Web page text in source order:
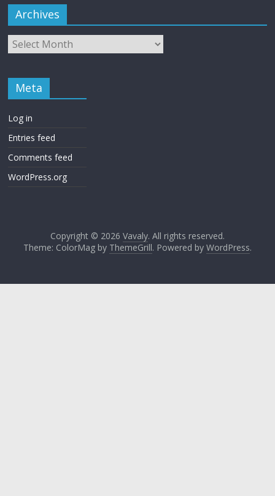
Archives
Meta
Log in
Entries feed
Comments feed
WordPress.org
Copyright © 2026 Vavaly. All rights reserved.
Theme: ColorMag by ThemeGrill. Powered by WordPress.